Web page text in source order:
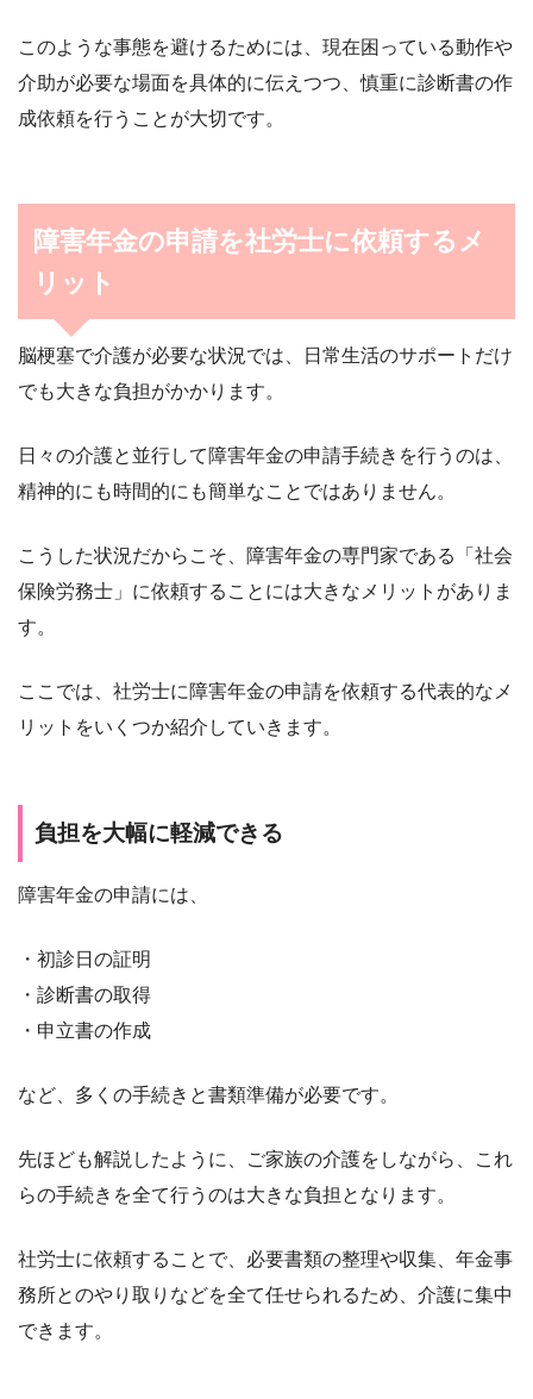
このような事態を避けるためには、現在困っている動作や
介助が必要な場面を具体的に伝えつつ、慎重に診断書の作
成依頼を行うことが大切です。
障害年金の申請を社労士に依頼するメ
リット
脳梗塞で介護が必要な状況では、日常生活のサポートだけ
でも大きな負担がかかります。
日々の介護と並行して障害年金の申請手続きを行うのは、
精神的にも時間的にも簡単なことではありません。
こうした状況だからこそ、障害年金の専門家である「社会
保険労務士」に依頼することには大きなメリットがありま
す。
ここでは、社労士に障害年金の申請を依頼する代表的なメ
リットをいくつか紹介していきます。
負担を大幅に軽減できる
障害年金の申請には、
・初診日の証明
・診断書の取得
・申立書の作成
など、多くの手続きと書類準備が必要です。
先ほども解説したように、ご家族の介護をしながら、これ
らの手続きを全て行うのは大きな負担となります。
社労士に依頼することで、必要書類の整理や収集、年金事
務所とのやり取りなどを全て任せられるため、介護に集中
できます。